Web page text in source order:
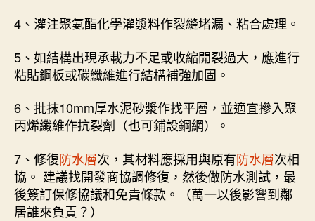
4、灌注聚氨酯化學灌漿料作裂縫堵漏、粘合處理。
5、如結構出現承載力不足或收縮開裂過大，應進行
粘貼鋼板或碳纖維進行結構補強加固。
6、批抹10mm厚水泥砂漿作找平層，並適宜摻入聚
丙烯纖維作抗裂劑（也可鋪設鋼網）。
7、修復防水層次，其材料應採用與原有防水層次相
協。 建議找開發商協調修復，然後做防水測試，最
後簽訂保修協議和免責條款。（萬一以後影響到鄰
居誰來負責？）